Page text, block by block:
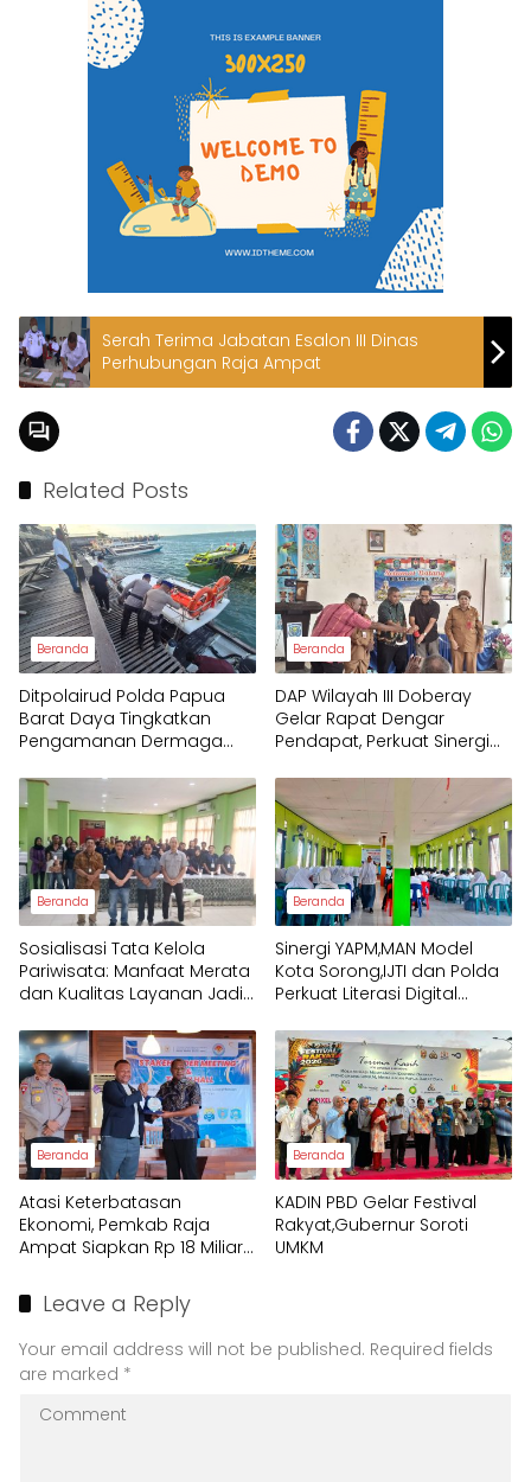
Serah Terima Jabatan Esalon III Dinas
Perhubungan Raja Ampat
Related Posts
Beranda
Ditpolairud Polda Papua
Barat Daya Tingkatkan
Pengamanan Dermaga
Beranda
DAP Wilayah III Doberay
Gelar Rapat Dengar
Pendapat, Perkuat Sinergi
Masyarakat Adat
Mengawal Pembangunan
Papua Barat Daya
Beranda
Sosialisasi Tata Kelola
Pariwisata: Manfaat Merata
dan Kualitas Layanan Jadi
Beranda
Sinergi YAPM,MAN Model
Kota Sorong,IJTI dan Polda
Perkuat Literasi Digital
Beranda
Atasi Keterbatasan
Ekonomi, Pemkab Raja
Ampat Siapkan Rp 18 Miliar
2026
Beranda
KADIN PBD Gelar Festival
Rakyat,Gubernur Soroti
UMKM
Leave a Reply
Your email address will not be published. Required fields
are marked *